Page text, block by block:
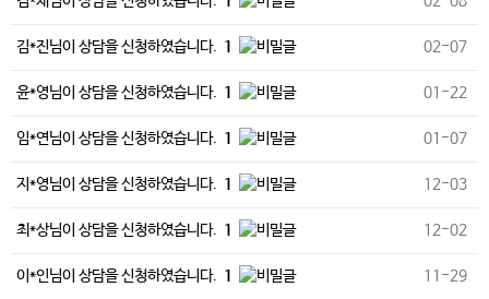
김*진님이 상담을 신청하였습니다. 1 02-07
윤*영님이 상담을 신청하였습니다. 1 01-22
임*연님이 상담을 신청하였습니다. 1 01-07
지*영님이 상담을 신청하였습니다. 1 12-03
최*상님이 상담을 신청하였습니다. 1 12-02
이*인님이 상담을 신청하였습니다. 1 11-29